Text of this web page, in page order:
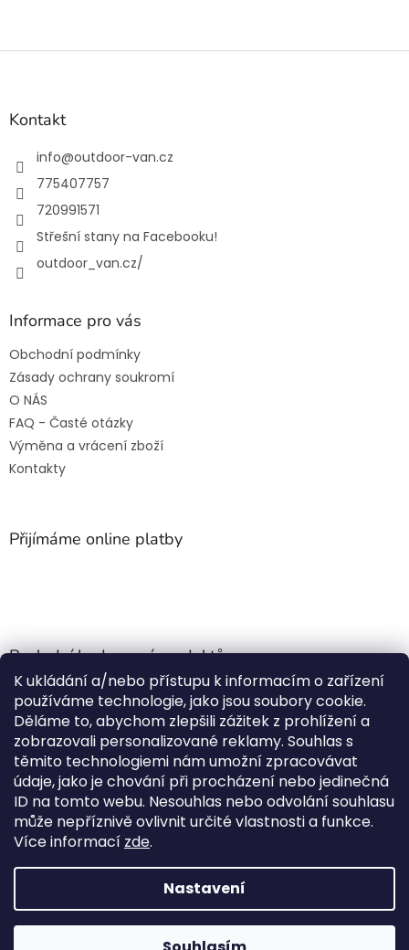
K ukládání a/nebo přístupu k informacím o zařízení
používáme technologie, jako jsou soubory cookie.
Děláme to, abychom zlepšili zážitek z prohlížení a
zobrazovali personalizované reklamy. Souhlas s
těmito technologiemi nám umožní zpracovávat
údaje, jako je chování při procházení nebo jedinečná
ID na tomto webu. Nesouhlas nebo odvolání souhlasu
může nepříznivě ovlivnit určité vlastnosti a funkce.
Více informací zde.
Nastavení
Z
Kontakt
info@outdoor-van.cz
775407757
720991571
Střešní stany na Facebooku!
outdoor_van.cz/
Informace pro vás
Obchodní podmínky
Zásady ochrany soukromí
O NÁS
FAQ - Časté otázky
Výměna a vrácení zboží
Kontakty
Přijímáme online platby
Poslední hodnocení produktů
Jehla do nádrže k nezávislému topení
Hodnocení produktu je 5 z 5 hvězdiček.
| Martin Nevrlý
ano
Kempingové skládací křeslo Front Runner Expander Chair
Hodnocení produktu je 5 z 5 hvězdiček.
|
Vytvořil Shoptet